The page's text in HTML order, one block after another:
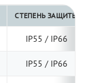
СТЕПЕНЬ ЗАЩИТЫ
IP55 / IP66
IP55 / IP66